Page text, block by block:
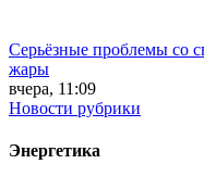
Серьёзные проблемы со
жары
вчера, 11:09
Новости рубрики
Энергетика